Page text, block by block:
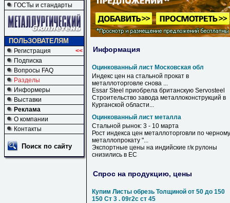
ГОСТы и стандарты
ПОЛЬЗОВАТЕЛЯМ
Регистрация
<<
Подписка
Вопросы FAQ
Разделы
Информеры
Выставки
Реклама
О компании
Контакты
Поиск по сайту
Информация
Оцинкованный лист Московская обл
Индекс цен на стальной прокат в
металлоторговле снова ...
Essar Steel приобрела британскую Servosteel
Строительство завода металлоконструкций в
Курганской области...
Оцинкованный лист металла
Стальной рынок: 3 - 10 марта
Рост индекса цен металлоторговли по черному
металлопрокату "...
Экспортные цены на индийские г/к рулоны
снизились в ЕС
Спрос на продукцию, цены
Купим Листы обрезь Толщиной от 50 до 150
150 Ст 3 . 09г2с ст 45